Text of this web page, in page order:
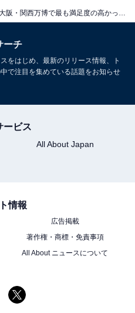
ーチ
をはじめ、最新のリリース情報、ト
で注目を集めている話題をお知らせ
ービス
All About Japan
情報
広告掲載
著作権・商標・免責事項
All About ニュースについて